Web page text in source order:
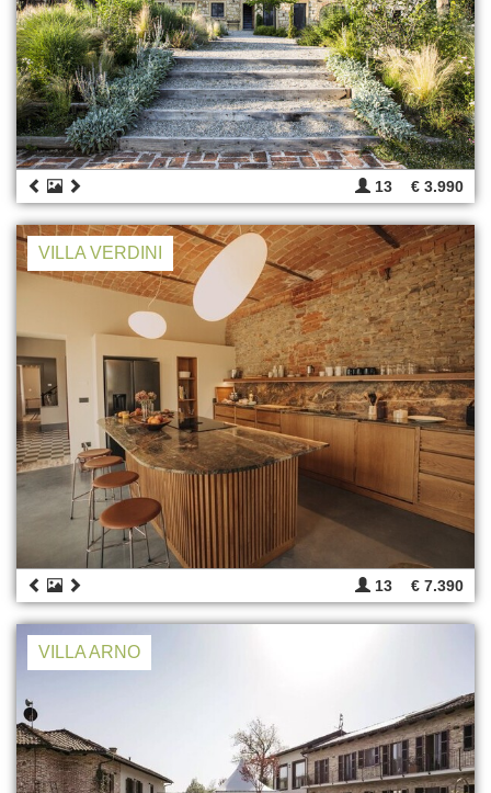
13 € 3.990
VILLA VERDINI
13 € 7.390
VILLA ARNO